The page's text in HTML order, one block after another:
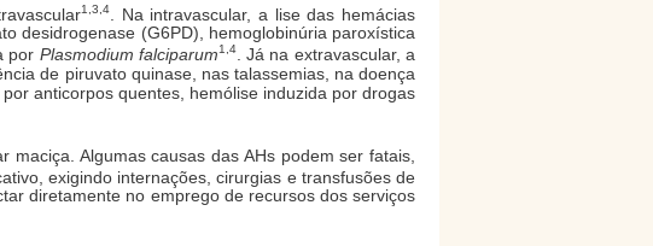
1,3,4. Na intravascular, a lise das hemácias
desidrogenase (G6PD), hemoglobinúria paroxística
por Plasmodium falciparum1,4. Já na extravascular, a
de piruvato quinase, nas talassemias, na doença
anticorpos quentes, hemólise induzida por drogas
Algumas causas das AHs podem ser fatais,
exigindo internações, cirurgias e transfusões de
diretamente no emprego de recursos dos serviços